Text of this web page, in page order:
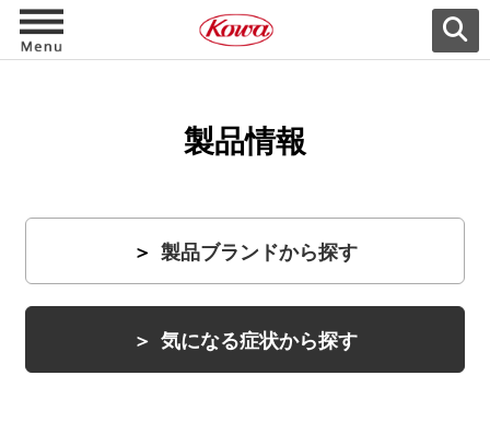
製品情報
製品ブランドから探す
気になる症状から探す